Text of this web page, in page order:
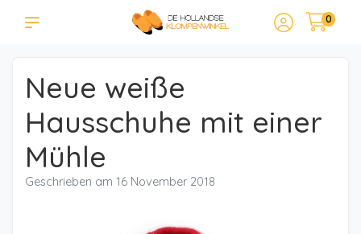
0
Neue weiße
Hausschuhe mit einer
Mühle
Geschrieben am 16 November 2018